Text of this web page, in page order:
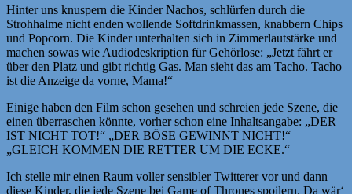
Hinter uns knuspern die Kinder Nachos, schlürfen durch die
Strohhalme nicht enden wollende Softdrinkmassen, knabbern Chips
und Popcorn. Die Kinder unterhalten sich in Zimmerlautstärke und
machen sowas wie Audiodeskription für Gehörlose: „Jetzt fährt er
über den Platz und gibt richtig Gas. Man sieht das am Tacho. Tacho
ist die Anzeige da vorne, Mama!“
Einige haben den Film schon gesehen und schreien jede Szene, die
einen überraschen könnte, vorher schon eine Inhaltsangabe: „DER
IST NICHT TOT!“ „DER BÖSE GEWINNT NICHT!“
„GLEICH KOMMEN DIE RETTER UM DIE ECKE.“
Ich stelle mir einen Raum voller sensibler Twitterer vor und dann
diese Kinder, die jede Szene bei Game of Thrones spoilern. Da wär‘